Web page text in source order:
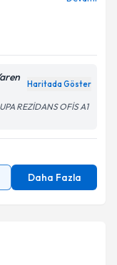
Haritada Göster
REZİDANS OFİS A1
Daha Fazla